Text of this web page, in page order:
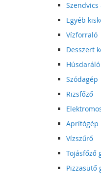
Egyéb
Vízforraló
Desszert
Húsdaráló
Szódagép
Rizsfőző
Aprítógép
Vízszűrő
Tojásfőző
Pizzasütő